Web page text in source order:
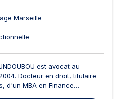
Marseille
est avocat au
Docteur en droit, titulaire
d'un MBA en Finance